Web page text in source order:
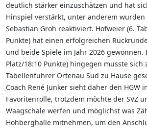
deutlich stärker einzuschätzen und hat
Hinspiel verstärkt, unter anderem wurden
Sebastian Groh reaktiviert. Hofweier (6.
Punkte) hat einen erfolgreichen
und beide Spiele im Jahr 2026 gewonnen.
Platz/18:10 Punkte) hingegen musste sich
Tabellenführer Ortenau Süd zu Hause
Coach René Junker sieht daher den HGW
Favoritenrolle, trotzdem möchte der SVZ
Waagschale werfen und möglichst was
Hohberghalle mitnehmen, um den